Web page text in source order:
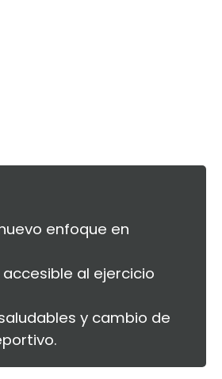
enfoque en
al ejercicio
y cambio de